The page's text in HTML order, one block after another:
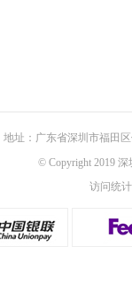
地址：广东省深圳市福田
© Copyright 2019
访问统